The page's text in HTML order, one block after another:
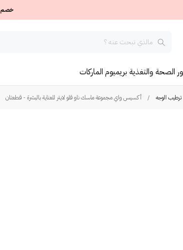
خصم 20٪ على طلبك الأول باستخدام كود NEW20
الصحة والتغذية بريميوم الماركات
ترطيب الوجه / أكسيس واي مجموعة ماسك ناو قلو لايتر للعناية بالبشرة - قطعتان